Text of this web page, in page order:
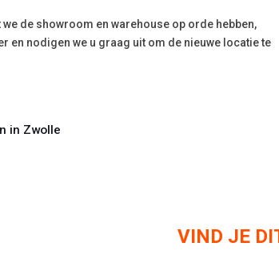
de showroom en warehouse op orde hebben,
en nodigen we u graag uit om de nieuwe locatie te
in Zwolle
VIND JE